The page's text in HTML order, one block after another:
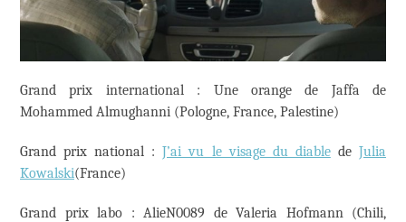
Grand prix international : Une orange de Jaffa de
Mohammed Almughanni (Pologne, France, Palestine)
Grand prix national :J’ai vu le visage du diabledeJulia
Kowalski(France)
Grand prix labo : AlieN0089 de Valeria Hofmann (Chili,